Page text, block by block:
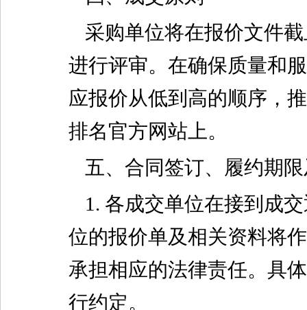
采购单位将在报价文件
进行评审。在确保质量和
应报价从低到高的顺序，
排名官方网站上。
五、合同签订、履约期
1. 各成交单位在接到成
位的报价单及相关资料将
承担相应的法律责任。具
行约定。